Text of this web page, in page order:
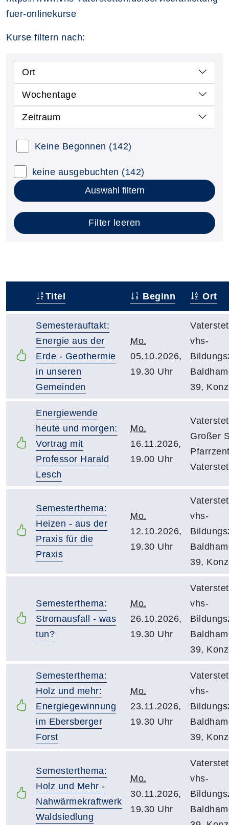
fuer-onlinekurse
Kurse filtern nach:
Ort
Wochentage
Zeitraum
Keine Begonnen (142)
keine ausgebuchten (142)
Auswahl filtern
Filter leeren
Titel Beginn Ort
Semesterauftakt:
Energie aus der
Erde - Geothermie
in unseren
Gemeinden
Mo.
05.10.2026,
19.30 Uhr
vhs-
39,
Energiewende
heute und morgen:
Vortrag mit
Professor Harald
Lesch
Mo.
16.11.2026,
19.00 Uhr
Großer
Semesterthema:
Heizen - aus der
Praxis für die
Praxis
Mo.
12.10.2026,
19.30 Uhr
vhs-
39,
Semesterthema:
Stromausfall - was
tun?
Mo.
26.10.2026,
19.30 Uhr
vhs-
39,
Semesterthema:
Holz und mehr:
Energiegewinnung
im Ebersberger
Forst
Mo.
23.11.2026,
19.30 Uhr
vhs-
39,
Semesterthema:
Holz und Mehr -
Nahwärmekraftwerk
Waldsiedlung
Mo.
30.11.2026,
19.30 Uhr
vhs-